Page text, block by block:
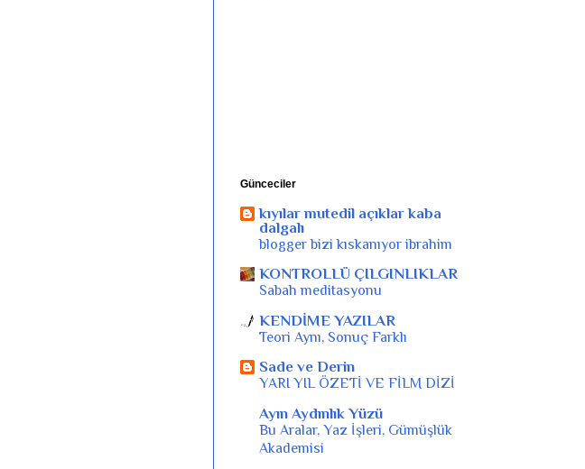
Günceciler
kıyılar mutedil açıklar kaba
dalgalı
blogger bizi kıskanıyor ibrahim
KONTROLLÜ ÇILGINLIKLAR
Sabah meditasyonu
KENDİME YAZILAR
Teori Aynı, Sonuç Farklı
Sade ve Derin
YARI YIL ÖZETİ VE FİLM DİZİ
Ayın Aydınlık Yüzü
Bu Aralar, Yaz İşleri, Gümüşlük
Akademisi